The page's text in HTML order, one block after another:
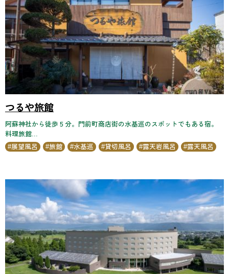
つるや旅館
阿蘇神社から徒歩５分。門前町商店街の水基巡のスポットでもある宿。
料理旅館...
展望風呂
旅館 水基巡 貸切風呂 露天岩風呂 露天風呂